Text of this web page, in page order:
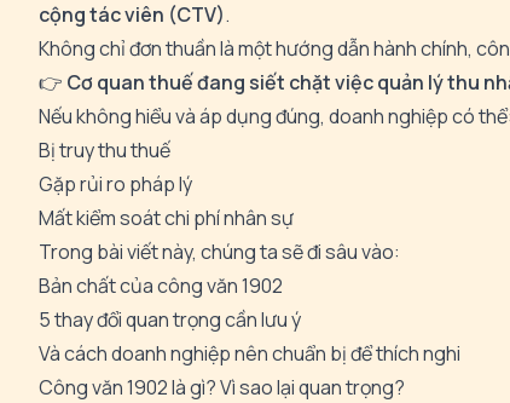
cộng tác viên (CTV).
Không chỉ đơn thuần là một hướng dẫn hành chính,
👉 Cơ quan thuế đang siết chặt việc quản lý thu
Nếu không hiểu và áp dụng đúng, doanh nghiệp có thể:
Bị truy thu thuế
Gặp rủi ro pháp lý
Mất kiểm soát chi phí nhân sự
Trong bài viết này, chúng ta sẽ đi sâu vào:
Bản chất của công văn 1902
5 thay đổi quan trọng cần lưu ý
Và cách doanh nghiệp nên chuẩn bị để thích nghi
Công văn 1902 là gì? Vì sao lại quan trọng?